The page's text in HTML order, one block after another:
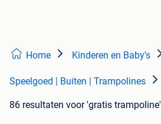
Home Kinderen en Baby's
Speelgoed | Buiten | Trampolines
86 resultaten voor 'gratis trampoline'